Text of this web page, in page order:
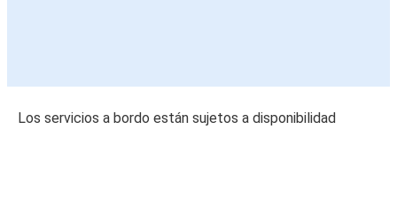
Los servicios a bordo están sujetos a disponibilidad